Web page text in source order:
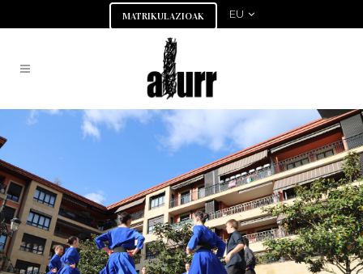
MATRIKULAZIOAK EU